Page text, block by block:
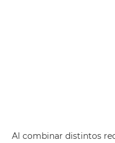
Al combinar distintos